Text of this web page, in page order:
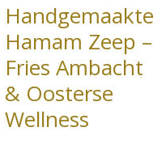
Handgemaakte
Hamam Zeep –
Fries Ambacht
& Oosterse
Wellness